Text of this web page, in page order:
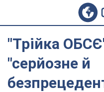
"Трійка
"серйозне й